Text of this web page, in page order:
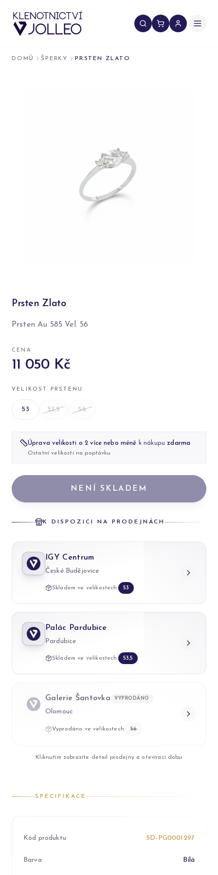
DOMŮ ŠPERKY PRSTEN ZLATO
Prsten Zlato
Prsten Au 585 Vel. 56
CENA
11 050 Kč
VELIKOST PRSTENU
53 53,5 56
Úprava velikosti o 2 více nebo méně k nákupu zdarma
Ostatní velikosti na poptávku
NENÍ SKLADEM
K DISPOZICI NA PRODEJNÁCH
IGY Centrum
České Budějovice
Skladem ve velikostech: 53
Palác Pardubice
Pardubice
Skladem ve velikostech: 53,5
Galerie Šantovka VYPRODÁNO
Olomouc
Vyprodáno ve velikostech: 56
Kliknutím zobrazíte detail prodejny a otevírací dobu
SPECIFIKACE
Kód produktu 5D-PG0001297
Barva Bílá